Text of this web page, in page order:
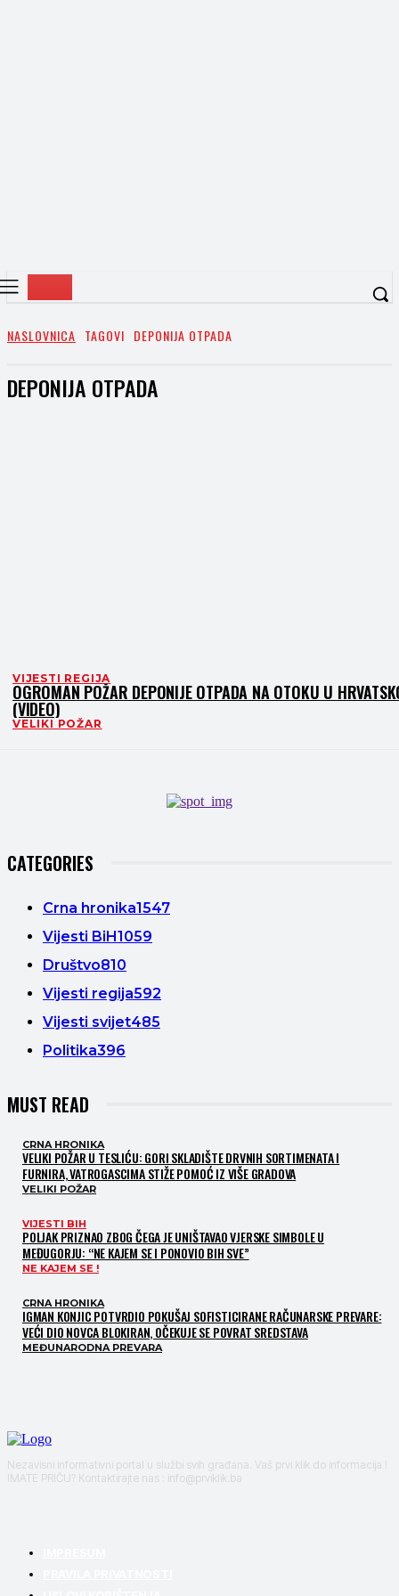
NASLOVNICA TAGOVI DEPONIJA OTPADA
DEPONIJA OTPADA
VIJESTI REGIJA
OGROMAN POŽAR DEPONIJE OTPADA NA OTOKU U
(VIDEO)
VELIKI POŽAR
CATEGORIES
Crna hronika1547
Vijesti BiH1059
Društvo810
Vijesti regija592
Vijesti svijet485
Politika396
MUST READ
CRNA HRONIKA
VELIKI POŽAR U TESLIĆU: GORI SKLADIŠTE DRVNIH SORTIMENATA I
FURNIRA, VATROGASCIMA STIŽE POMOĆ IZ VIŠE GRADOVA
VELIKI POŽAR
VIJESTI BIH
POLJAK PRIZNAO ZBOG ČEGA JE UNIŠTAVAO VJERSKE SIMBOLE U
MEĐUGORJU: “NE KAJEM SE I PONOVIO BIH SVE”
NE KAJEM SE !
CRNA HRONIKA
IGMAN KONJIC POTVRDIO POKUŠAJ SOFISTICIRANE RAČUNARSKE PREVARE:
VEĆI DIO NOVCA BLOKIRAN, OČEKUJE SE POVRAT SREDSTAVA
MEĐUNARODNA PREVARA
Nezavisni informativni portal u službi svih građana. Vaš prvi klik do informacija !
IMATE PRIČU? Kontaktirajte nas : info@prviklik.ba